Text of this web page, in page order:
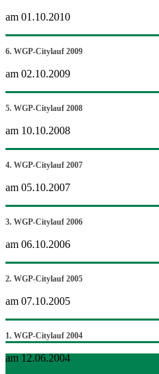
am 01.10.2010
6. WGP-Citylauf 2009
am 02.10.2009
5. WGP-Citylauf 2008
am 10.10.2008
4. WGP-Citylauf 2007
am 05.10.2007
3. WGP-Citylauf 2006
am 06.10.2006
2. WGP-Citylauf 2005
am 07.10.2005
1. WGP-Citylauf 2004
am 12.06.2004